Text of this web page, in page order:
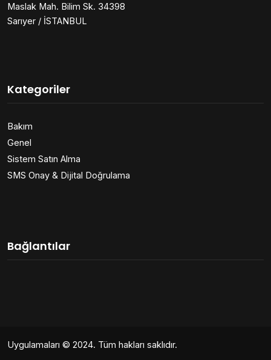
Maslak Mah. Bilim Sk. 34398
Sarıyer / İSTANBUL
Kategoriler
Bakım
Genel
Sistem Satın Alma
SMS Onay & Dijital Doğrulama
Bağlantılar
Uygulamaları © 2024. Tüm hakları saklıdır.